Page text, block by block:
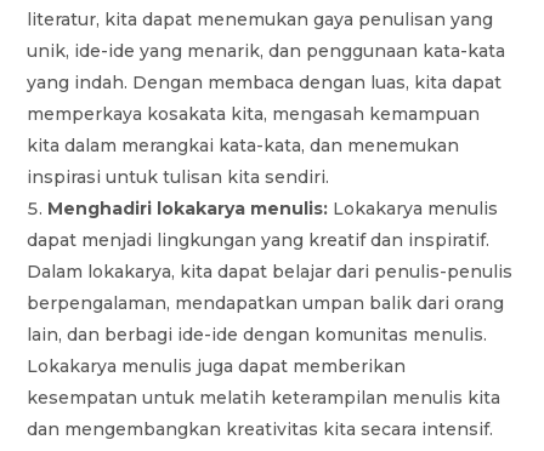
literatur, kita dapat menemukan gaya penulisan yang
unik, ide-ide yang menarik, dan penggunaan kata-kata
yang indah. Dengan membaca dengan luas, kita dapat
memperkaya kosakata kita, mengasah kemampuan
kita dalam merangkai kata-kata, dan menemukan
inspirasi untuk tulisan kita sendiri.
Menghadiri lokakarya menulis: Lokakarya menulis
dapat menjadi lingkungan yang kreatif dan inspiratif.
Dalam lokakarya, kita dapat belajar dari penulis-penulis
berpengalaman, mendapatkan umpan balik dari orang
lain, dan berbagi ide-ide dengan komunitas menulis.
Lokakarya menulis juga dapat memberikan
kesempatan untuk melatih keterampilan menulis kita
dan mengembangkan kreativitas kita secara intensif.